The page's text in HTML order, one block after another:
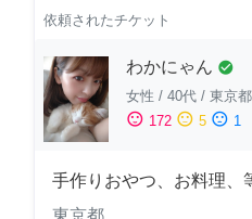
依頼されたチケット
わかにゃん check_circle
女性 / 40代 / 東京都
sentiment_satisfied 172 sentiment_neutral 5 sentiment_dissatisfied 1
手作りおやつ、お料理、